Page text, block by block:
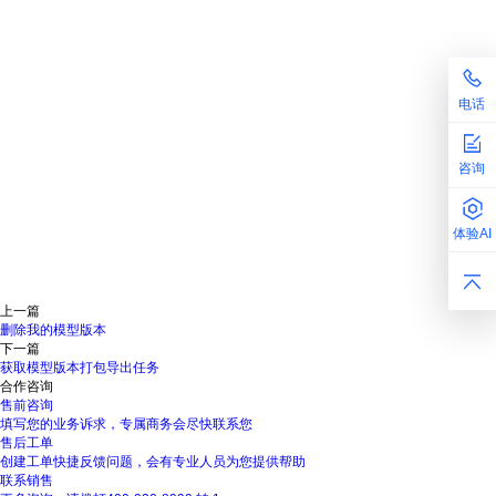
电话
咨询
体验AI
上一篇
删除我的模型版本
下一篇
获取模型版本打包导出任务
合作咨询
售前咨询
填写您的业务诉求，专属商务会尽快联系您
售后工单
创建工单快捷反馈问题，会有专业人员为您提供帮助
联系销售